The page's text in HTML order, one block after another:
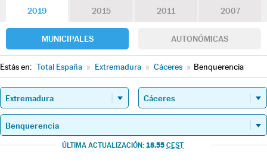
2019 2015 2011 2007
MUNICIPALES AUTONÓMICAS
Estás en: Total España » Extremadura » Cáceres » Benquerencia
ÚLTIMA ACTUALIZACIÓN: 18.55 CEST